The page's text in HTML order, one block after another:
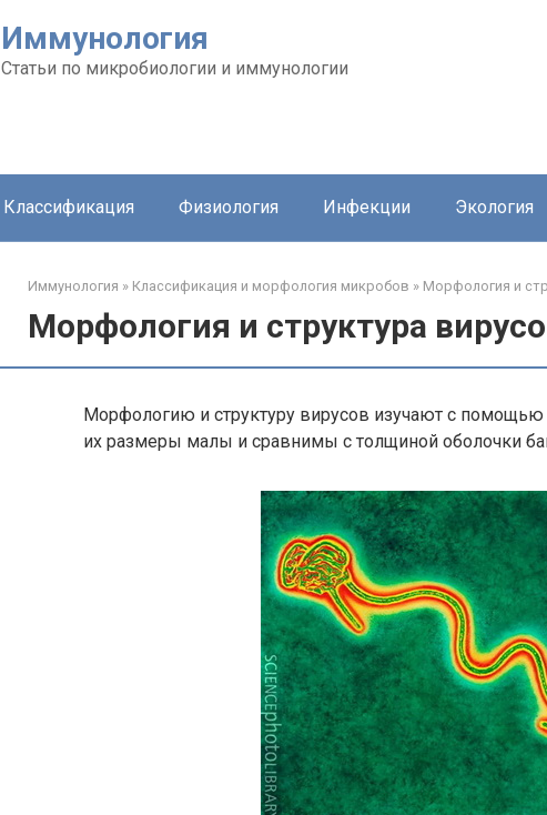
Иммунология
Статьи по микробиологии и иммунологии
Классификация Физиология Инфекции Экология
Иммунология » Классификация и морфология микробов » Морфология и
Морфология и структура
Морфологию и структуру вирусов изучают с помощью
их размеры малы и сравнимы с толщиной оболочки